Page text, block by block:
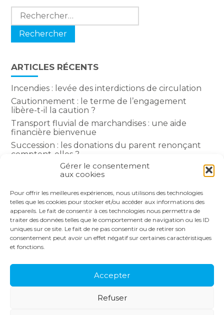
Gérer le consentement
aux cookies
Pour offrir les meilleures expériences, nous utilisons des technologies
telles que les cookies pour stocker et/ou accéder aux informations des
appareils. Le fait de consentir à ces technologies nous permettra de
traiter des données telles que le comportement de navigation ou les ID
uniques sur ce site. Le fait de ne pas consentir ou de retirer son
consentement peut avoir un effet négatif sur certaines caractéristiques
et fonctions.
Accepter
Refuser
Rechercher :
ARTICLES RÉCENTS
Incendies : levée des interdictions de circulation
Cautionnement : le terme de l’engagement
libère-t-il la caution ?
Transport fluvial de marchandises : une aide
financière bienvenue
Succession : les donations du parent renonçant
comptent-elles ?
Encadrement des loyers : une année de plus
COMMENTAIRES RÉCENTS
Principale
NOS SOLUTIONS
ACTUALITÉS
RECRUTEMENT
CONTACT